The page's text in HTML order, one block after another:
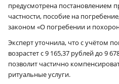
предусмотрена постановлением
частности, пособие на
законом «О погребении и
Эксперт уточнила, что с учётом
возрастет с 9 165,37 рублей до 9
позволит частично
ритуальные услуги.